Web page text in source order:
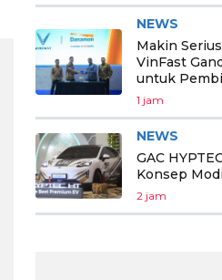
NEWS
Makin
VinFast
untuk
1 jam
NEWS
GAC
Konsep
2 jam